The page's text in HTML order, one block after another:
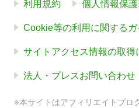
利用規約 個人情報保
Cookie等の利用に関する
サイトアクセス情報の取得
法人・プレスお問い合わせ
※本サイトはアフィリエイトプロ